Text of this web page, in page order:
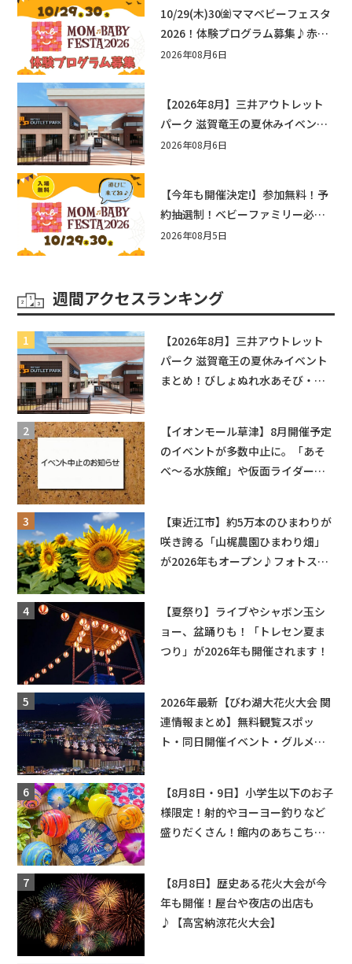
10/29(木)30㈮ママベビーフェスタ
2026！体験プログラム募集♪赤ち
ゃん向けイベントに出演しません
2026年08月6日
【2026年8月】三井アウトレット
パーク 滋賀竜王の夏休みイベント
まとめ！びしょぬれ水あそび・激
2026年08月6日
【今年も開催決定!】参加無料！予
約抽選制！ベビーファミリー必見
☆入場無料☆10/29(木)30(金)ママ
2026年08月5日
週間アクセスランキング
【2026年8月】三井アウトレット
パーク 滋賀竜王の夏休みイベント
まとめ！びしょぬれ水あそび・激
【イオンモール草津】8月開催予定
のイベントが多数中止に。「あそ
べ〜る水族館」や仮面ライダーシ
【東近江市】約5万本のひまわりが
咲き誇る「山梶農園ひまわり畑」
が2026年もオープン♪フォトスポ
【夏祭り】ライブやシャボン玉シ
ョー、盆踊りも！「トレセン夏ま
つり」が2026年も開催されます！
2026年最新【びわ湖大花火大会 関
連情報まとめ】無料観覧スポッ
ト・同日開催イベント・グルメマ
【8月8日・9日】小学生以下のお子
様限定！射的やヨーヨー釣りなど
盛りだくさん！館内のあちこちに
【8月8日】歴史ある花火大会が今
年も開催！屋台や夜店の出店も
♪【高宮納涼花火大会】